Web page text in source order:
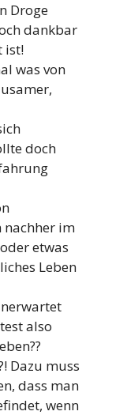
Droge
dankbar
ist!
was von
doch
nachher im
etwas
Leben
also
Dazu muss
dass man
wenn